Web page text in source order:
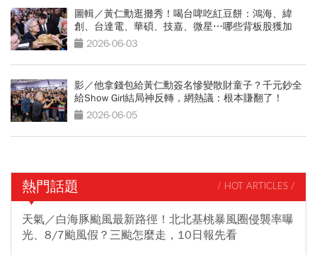
圖輯／黃仁勳逛攤秀！喝台啤吃紅豆餅：鴻海、緯
創、台達電、華碩、技嘉、微星⋯哪些背板股獲加
持？2026-06-03
影／他拿錢包給黃仁勳簽名慘變散財童子？千元鈔全
給Show Girl結局神反轉，網熱議：根本賺翻了！
2026-06-05
熱門話題 / HOT ARTICLES /
天氣／白海豚颱風最新路徑！北北基桃暴風圈侵襲率曝
光、8/7颱風假？三颱怎麼走，10日報先看